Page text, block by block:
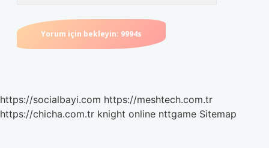
https://socialbayi.com https://meshtech.com.tr
https://chicha.com.tr knight online nttgame Sitemap